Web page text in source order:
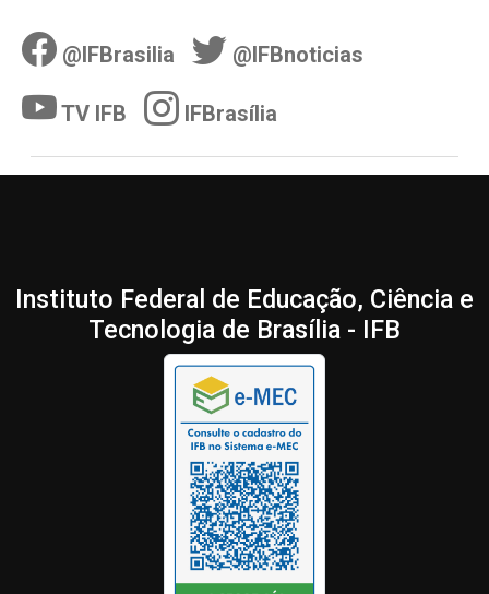
@IFBrasilia @IFBnoticias
TV IFB IFBrasília
Instituto Federal de Educação, Ciência e
Tecnologia de Brasília - IFB